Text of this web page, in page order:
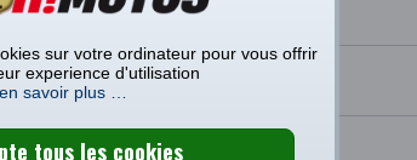
TECHNIQUE
COMPATIBLES
AVANT ALL BALLS KAWASAKI 125 KX
sur votre ordinateur pour vous offrir
experience d'utilisation
en savoir plus …